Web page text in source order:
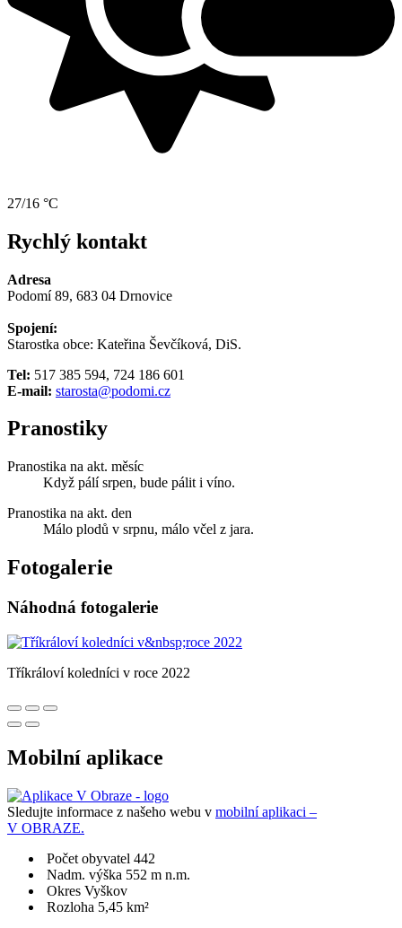
27/16 °C
Rychlý kontakt
Adresa
Podomí 89, 683 04 Drnovice
Spojení:
Starostka obce: Kateřina Ševčíková, DiS.
Tel: 517 385 594, 724 186 601
E-mail: starosta@podomi.cz
Pranostiky
Pranostika na akt. měsíc
Když pálí srpen, bude pálit i víno.
Pranostika na akt. den
Málo plodů v srpnu, málo včel z jara.
Fotogalerie
Náhodná fotogalerie
Tříkráloví koledníci v roce 2022
Mobilní aplikace
Sledujte informace z našeho webu v mobilní aplikaci –
V OBRAZE.
Počet obyvatel 442
Nadm. výška 552 m n.m.
Okres Vyškov
Rozloha 5,45 km²